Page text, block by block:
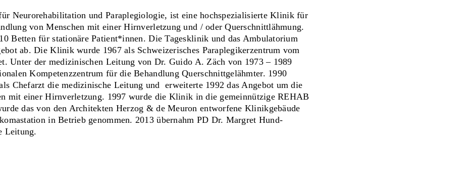
Neurorehabilitation und Paraplegiologie, ist eine hochspezialisierte Klinik für
von Menschen mit einer Hirnverletzung und / oder Querschnittlähmung.
Betten für stationäre Patient*innen. Die Tagesklinik und das Ambulatorium
ab. Die Klinik wurde 1967 als Schweizerisches Paraplegikerzentrum vom
Unter der medizinischen Leitung von Dr. Guido A. Zäch von 1973 – 1989
Kompetenzzentrum für die Behandlung Querschnittgelähmter. 1990
Chefarzt die medizinische Leitung und erweiterte 1992 das Angebot um die
mit einer Hirnverletzung. 1997 wurde die Klinik in die gemeinnützige REHAB
das von den Architekten Herzog & de Meuron entworfene Klinikgebäude
in Betrieb genommen. 2013 übernahm PD Dr. Margret Hund-
Leitung.